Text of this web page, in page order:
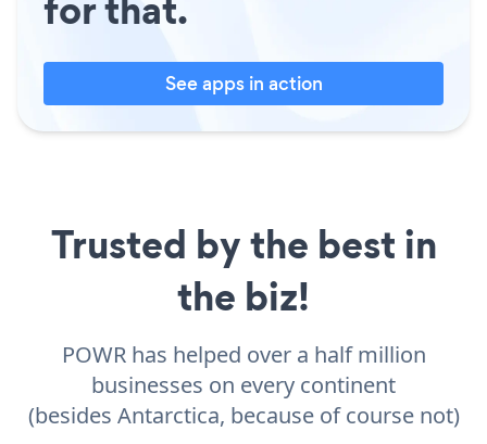
See apps in action
Trusted by the best in
the biz!
POWR has helped over a half million
businesses on every continent
(besides Antarctica, because of course not)